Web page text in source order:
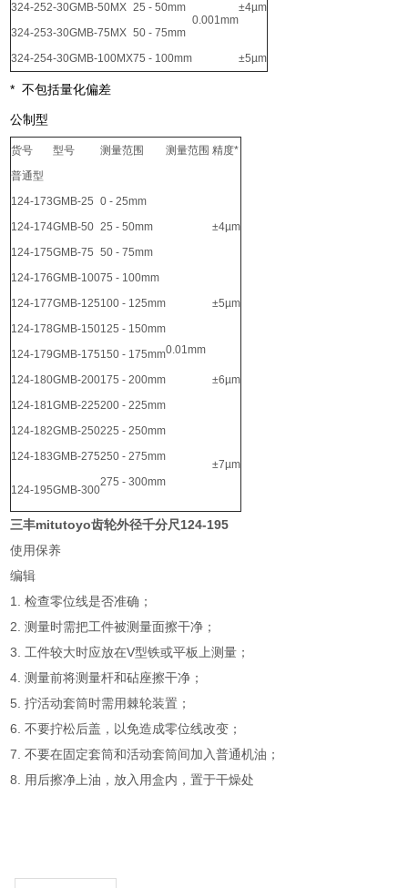
0.001mm
±4µm
324-252-30GMB-50MX 25 - 50mm
324-253-30GMB-75MX 50 - 75mm
324-254-30GMB-100MX75 - 100mm ±5µm
* 不包括量化偏差
公制型
货号 型号 测量范围 测量范围精度*
普通型
124-173GMB-25 0 - 25mm
0.01mm
±4µm
124-174GMB-50 25 - 50mm
124-175GMB-75 50 - 75mm
124-176GMB-10075 - 100mm
±5µm
124-177GMB-125100 - 125mm
124-178GMB-150125 - 150mm
124-179GMB-175150 - 175mm
±6µm
124-180GMB-200175 - 200mm
124-181GMB-225200 - 225mm
124-182GMB-250225 - 250mm
±7µm
124-183GMB-275250 - 275mm
124-195GMB-300
275 - 300mm
三丰mitutoyo齿轮外径千分尺124-195
使用保养
编辑
1. 检查零位线是否准确；
2. 测量时需把工件被测量面擦干净；
3. 工件较大时应放在V型铁或平板上测量；
4. 测量前将测量杆和砧座擦干净；
5. 拧活动套筒时需用棘轮装置；
6. 不要拧松后盖，以免造成零位线改变；
7. 不要在固定套筒和活动套筒间加入普通机油；
8. 用后擦净上油，放入用盒内，置于干燥处